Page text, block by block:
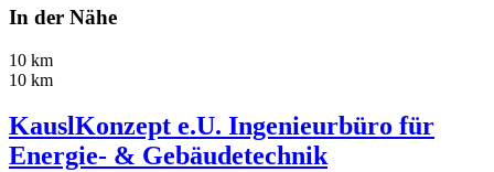
In der Nähe
10 km
10 km
KauslKonzept e.U. Ingenieurbüro für
Energie- & Gebäudetechnik